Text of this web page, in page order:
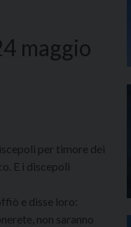
maggio
per timore dei
E i discepoli
e disse loro:
non saranno